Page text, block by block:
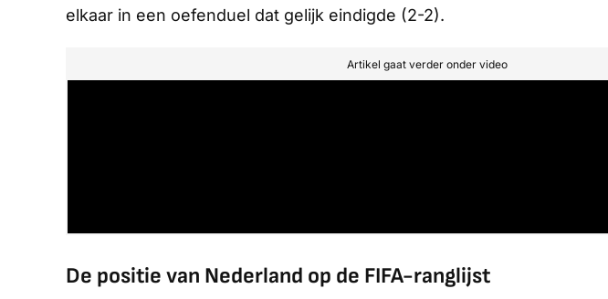
elkaar in een oefenduel dat gelijk eindigde (2-2).
Artikel gaat verder onder video
De positie van Nederland op de FIFA-ranglijst